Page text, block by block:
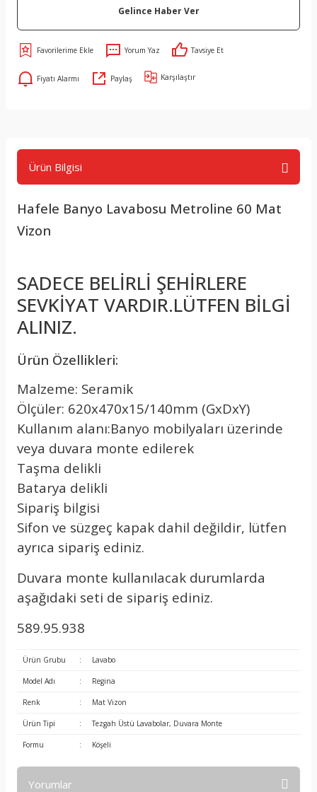
Gelince Haber Ver
Yorum Yaz Tavsiye Et
Fiyatı Alarmı Paylaş Karşılaştır
Ürün Bilgisi
Hafele Banyo Lavabosu Metroline 60 Mat
Vizon
SADECE BELİRLİ ŞEHİRLERE
SEVKİYAT VARDIR.LÜTFEN BİLGİ
ALINIZ.
Ürün Özellikleri:
Malzeme: Seramik
Ölçüler: 620x470x15/140mm (GxDxY)
Kullanım alanı:Banyo mobilyaları üzerinde
veya duvara monte edilerek
Taşma delikli
Batarya delikli
Sipariş bilgisi
Sifon ve süzgeç kapak dahil değildir, lütfen
ayrıca sipariş ediniz.
Duvara monte kullanılacak durumlarda
aşağıdaki seti de sipariş ediniz.
589.95.938
Ürün Grubu : Lavabo
Model Adı : Regina
Renk : Mat Vizon
Ürün Tipi : Tezgah Üstü Lavabolar, Duvara Monte
Formu : Köşeli
Yorumlar